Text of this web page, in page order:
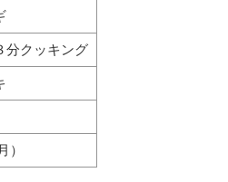
分クッキング
）